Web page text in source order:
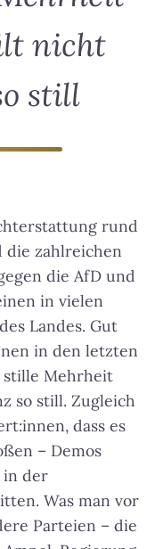
nicht
still
rund
die zahlreichen
die AfD und
in vielen
Landes. Gut
in den letzten
stille Mehrheit
so still. Zugleich
dass es
– Demos
in der
Was man vor
Parteien – die